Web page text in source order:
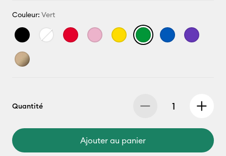
Couleur: Vert
Quantité
Ajouter au panier